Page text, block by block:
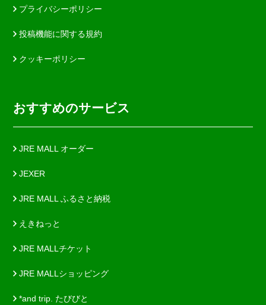
プライバシーポリシー
投稿機能に関する規約
クッキーポリシー
おすすめのサービス
JRE MALL オーダー
JEXER
JRE MALL ふるさと納税
えきねっと
JRE MALLチケット
JRE MALLショッピング
*and trip. たびびと